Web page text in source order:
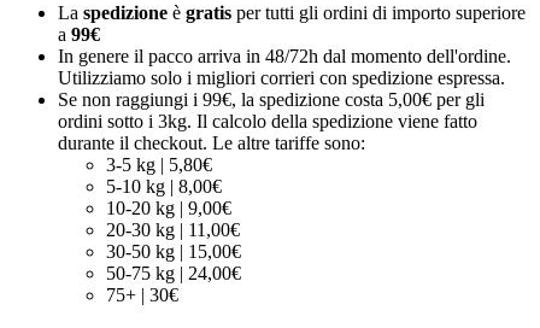
La spedizione è gratis per tutti gli ordini di importo superiore
a 99€
In genere il pacco arriva in 48/72h dal momento dell'ordine.
Utilizziamo solo i migliori corrieri con spedizione espressa.
Se non raggiungi i 99€, la spedizione costa 5,00€ per gli
ordini sotto i 3kg. Il calcolo della spedizione viene fatto
durante il checkout. Le altre tariffe sono:
3-5 kg | 5,80€
5-10 kg | 8,00€
10-20 kg | 9,00€
20-30 kg | 11,00€
30-50 kg | 15,00€
50-75 kg | 24,00€
75+ | 30€